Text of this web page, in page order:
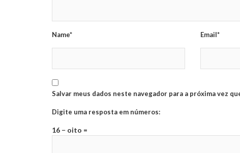
Name* Email*
Salvar meus dados neste navegador para a próxima vez
Digite uma resposta em números:
16 − oito =